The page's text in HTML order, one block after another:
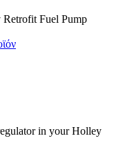
Fuel Pump
in your Holley